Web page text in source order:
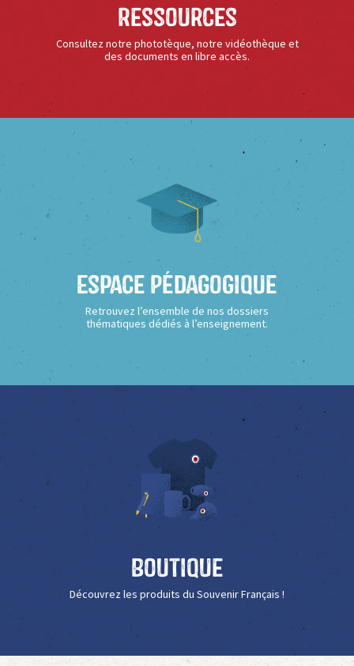
Ressources
Consultez notre phototèque, notre vidéothèque et
des documents en libre accès.
Espace Pédagogique
Retrouvez l’ensemble de nos dossiers
thématiques dédiés à l’enseignement.
Boutique
Découvrez les produits du Souvenir Français !